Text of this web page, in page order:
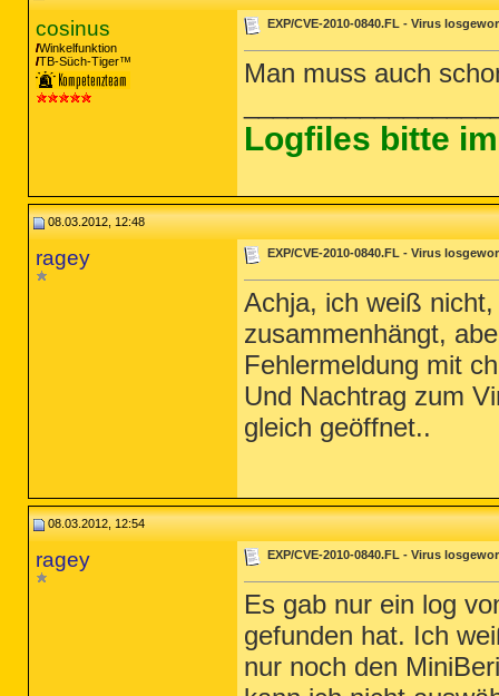
cosinus
Winkelfunktion
TB-Süch-Tiger™
EXP/CVE-2010-0840.FL - Virus
Man muss auch
Logfiles bitte
08.03.2012, 12:48
ragey EXP/CVE-2010-0840.FL - Virus
Achja, ich weiß
zusammenhängt,
Fehlermeldung mit
Und Nachtrag zum
gleich geöffnet..
08.03.2012, 12:54
ragey EXP/CVE-2010-0840.FL - Virus
Es gab nur ein log
gefunden hat. Ich
nur noch den